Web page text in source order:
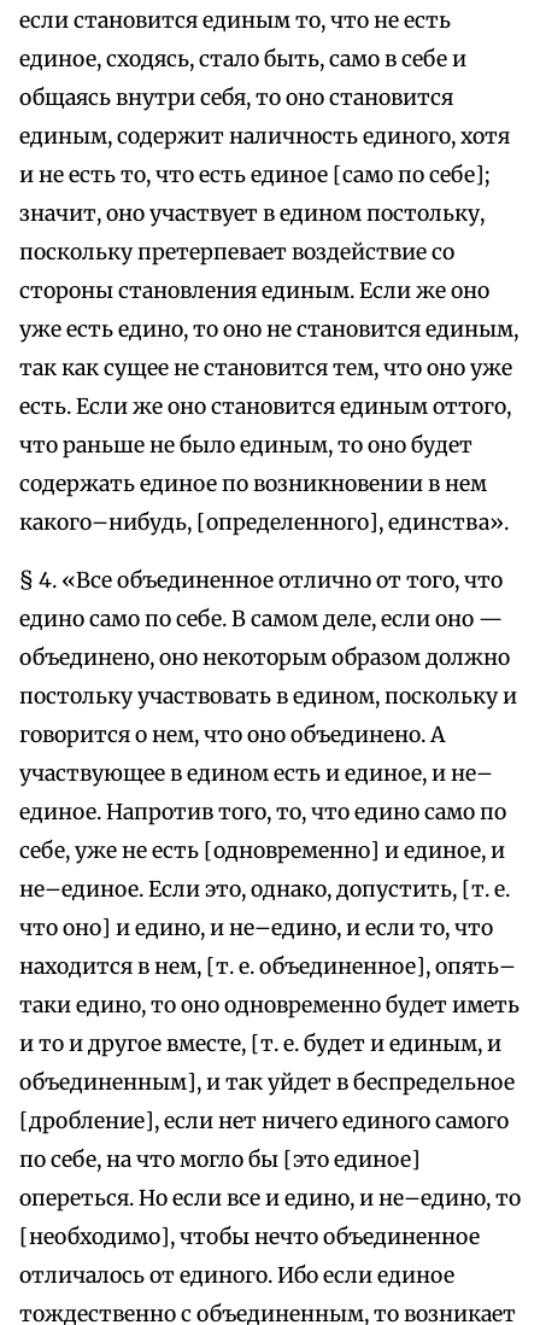
если становится единым то, что не есть
единое, сходясь, стало быть, само в себе и
общаясь внутри себя, то оно становится
единым, содержит наличность единого, хотя
и не есть то, что есть единое [само по себе];
значит, оно участвует в едином постольку,
поскольку претерпевает воздействие со
стороны становления единым. Если же оно
уже есть едино, то оно не становится единым,
так как сущее не становится тем, что оно уже
есть. Если же оно становится единым оттого,
что раньше не было единым, то оно будет
содержать единое по возникновении в нем
какого–нибудь, [определенного], единства».
§ 4. «Все объединенное отлично от того, что
едино само по себе. В самом деле, если оно —
объединено, оно некоторым образом должно
постольку участвовать в едином, поскольку и
говорится о нем, что оно объединено. А
участвующее в едином есть и единое, и не–
единое. Напротив того, то, что едино само по
себе, уже не есть [одновременно] и единое, и
не–единое. Если это, однако, допустить, [т. е.
что оно] и едино, и не–едино, и если то, что
находится в нем, [т. е. объединенное], опять–
таки едино, то оно одновременно будет иметь
и то и другое вместе, [т. е. будет и единым, и
объединенным], и так уйдет в беспредельное
[дробление], если нет ничего единого самого
по себе, на что могло бы [это единое]
опереться. Но если все и едино, и не–едино, то
[необходимо], чтобы нечто объединенное
отличалось от единого. Ибо если единое
тождественно с объединенным, то возникает